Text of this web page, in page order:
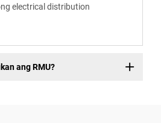
electrical distribution
ang RMU?